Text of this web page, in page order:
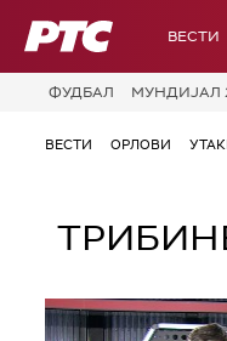
РТС ВЕСТИ
ФУДБАЛ МУНДИЈАЛ
ВЕСТИ ОРЛОВИ